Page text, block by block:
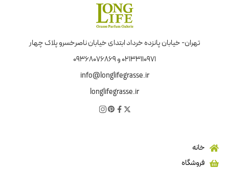
تهران- خیابان پانزده خرداد ابتدای خیابان ناصرخسرو پلاک چهار
02133110971 و 09368076869
info@longlifegrasse.ir
longlifegrasse.ir
خانه
فروشگاه